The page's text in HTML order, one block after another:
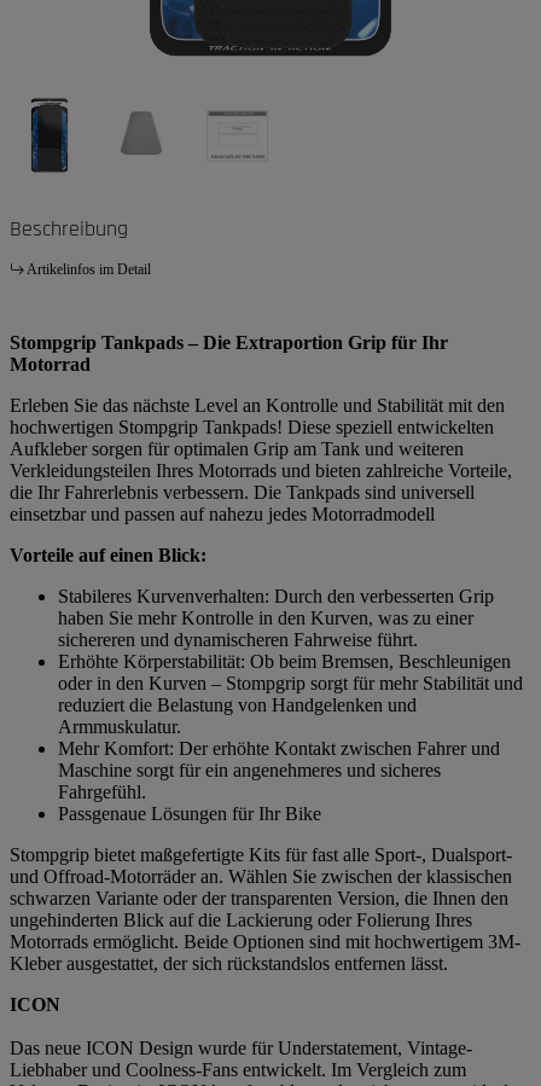
Beschreibung
Artikelinfos im Detail
Stompgrip Tankpads – Die Extraportion Grip für Ihr
Motorrad
Erleben Sie das nächste Level an Kontrolle und Stabilität mit den
hochwertigen Stompgrip Tankpads! Diese speziell entwickelten
Aufkleber sorgen für optimalen Grip am Tank und weiteren
Verkleidungsteilen Ihres Motorrads und bieten zahlreiche Vorteile,
die Ihr Fahrerlebnis verbessern. Die Tankpads sind universell
einsetzbar und passen auf nahezu jedes Motorradmodell
Vorteile auf einen Blick:
Stabileres Kurvenverhalten: Durch den verbesserten Grip
haben Sie mehr Kontrolle in den Kurven, was zu einer
sichereren und dynamischeren Fahrweise führt.
Erhöhte Körperstabilität: Ob beim Bremsen, Beschleunigen
oder in den Kurven – Stompgrip sorgt für mehr Stabilität und
reduziert die Belastung von Handgelenken und
Armmuskulatur.
Mehr Komfort: Der erhöhte Kontakt zwischen Fahrer und
Maschine sorgt für ein angenehmeres und sicheres
Fahrgefühl.
Passgenaue Lösungen für Ihr Bike
Stompgrip bietet maßgefertigte Kits für fast alle Sport-, Dualsport-
und Offroad-Motorräder an. Wählen Sie zwischen der klassischen
schwarzen Variante oder der transparenten Version, die Ihnen den
ungehinderten Blick auf die Lackierung oder Folierung Ihres
Motorrads ermöglicht. Beide Optionen sind mit hochwertigem 3M-
Kleber ausgestattet, der sich rückstandslos entfernen lässt.
ICON
Das neue ICON Design wurde für Understatement, Vintage-
Liebhaber und Coolness-Fans entwickelt. Im Vergleich zum